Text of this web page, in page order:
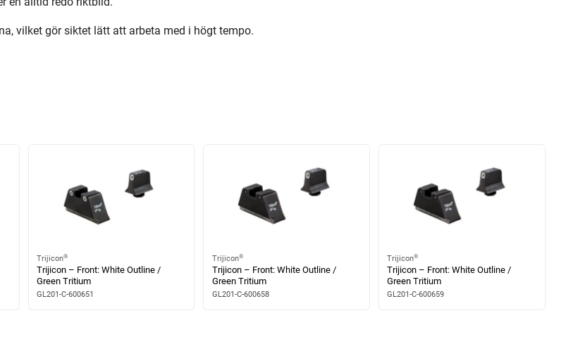
vilket gör siktet lätt att arbeta med i högt tempo.
Trijicon®
Trijicon – Front: White Outline /
Green Tritium
GL201-C-600651
Trijicon®
Trijicon – Front: White Outline /
Green Tritium
GL201-C-600658
Trijicon®
Trijicon – Front: White Outline /
Green Tritium
GL201-C-600659